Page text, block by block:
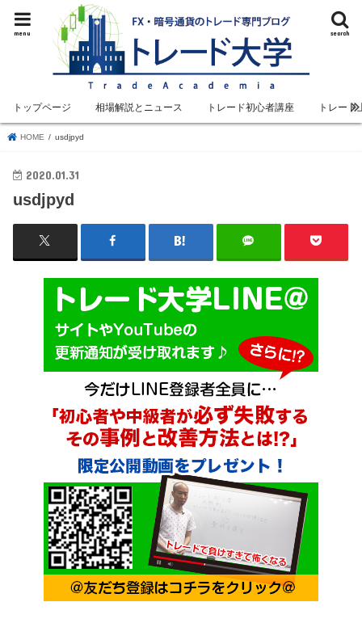
search
menu
トップページ 相場解説とニュース トレード初心者講座 トレード
HOME usdjpyd
2020.01.31
usdjpyd